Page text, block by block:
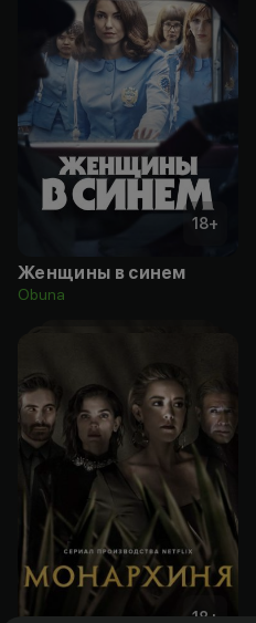
18+
Женщины в синем
Obuna
18 +